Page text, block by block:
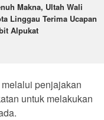
Makna, Ultah Wali
Linggau Terima Ucapan
Alpukat
penjajakan
untuk melakukan